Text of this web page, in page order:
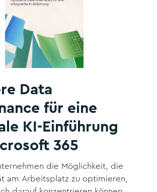
Data
für eine
KI-Einführung
365
die Möglichkeit, die
am Arbeitsplatz zu optimieren,